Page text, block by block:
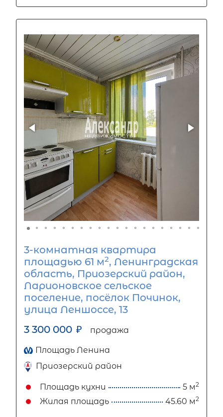
3-комнатная квартира
площадью 61 м2, Ленинградская
область, Приозерский район,
Ларионовское сельское
поселение, посёлок Починок,
улица Леншоссе, 13
3 300 000 ₽ продажа
Площадь Ленина
Приозерский район
Площадь кухни 5 м2
Жилая площадь 45.60 м2